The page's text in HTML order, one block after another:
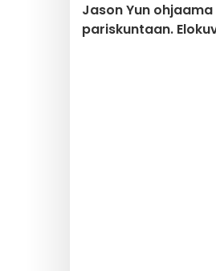
Jason Yun
pariskuntaan.